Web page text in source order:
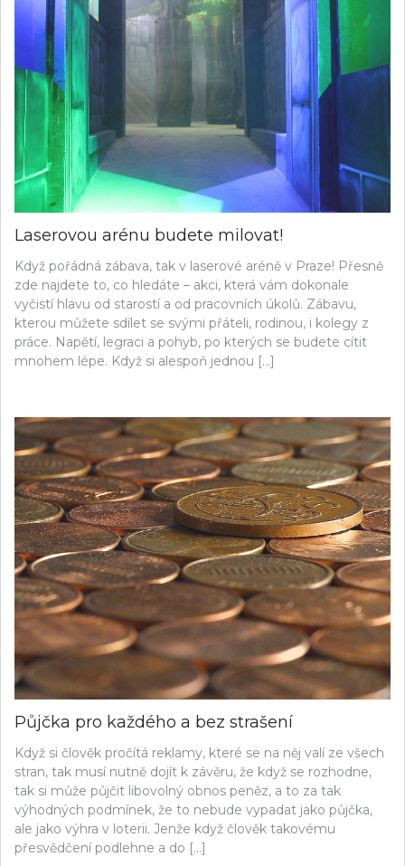
Laserovou arénu budete milovat!
Když pořádná zábava, tak v laserové aréně v Praze! Přesně
zde najdete to, co hledáte – akci, která vám dokonale
vyčistí hlavu od starostí a od pracovních úkolů. Zábavu,
kterou můžete sdílet se svými přáteli, rodinou, i kolegy z
práce. Napětí, legraci a pohyb, po kterých se budete cítit
mnohem lépe. Když si alespoň jednou […]
Půjčka pro každého a bez strašení
Když si člověk pročítá reklamy, které se na něj valí ze všech
stran, tak musí nutně dojít k závěru, že když se rozhodne,
tak si může půjčit libovolný obnos peněz, a to za tak
výhodných podmínek, že to nebude vypadat jako půjčka,
ale jako výhra v loterii. Jenže když člověk takovému
přesvědčení podlehne a do […]